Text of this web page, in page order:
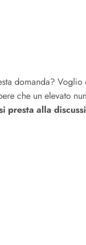
domanda?
che un elevato
presta alla